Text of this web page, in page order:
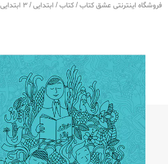
فروشگاه اینترنتی عشق کتاب/کتاب/ ابتدایی/3 ابتدایی